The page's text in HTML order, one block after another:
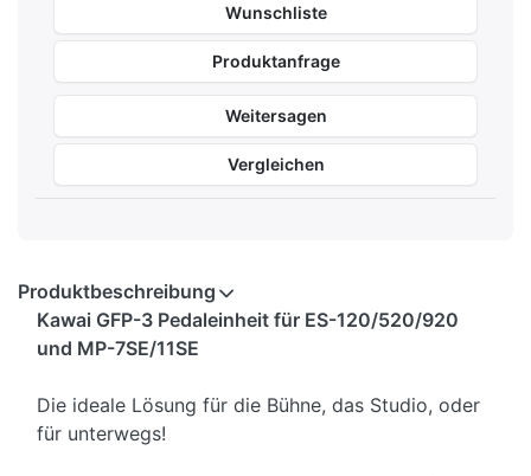
Wunschliste
Produktanfrage
Weitersagen
Vergleichen
Produktbeschreibung
Kawai GFP-3 Pedaleinheit für ES-120/520/920
und MP-7SE/11SE
Die ideale Lösung für die Bühne, das Studio, oder
für unterwegs!